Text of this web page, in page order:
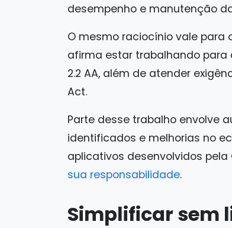
desempenho e manutenção
O mesmo raciocínio vale para
afirma estar trabalhando para
2.2 AA, além de atender
Act.
Parte desse trabalho envolve
identificados e melhorias no
aplicativos desenvolvidos
sua responsabilidade.
Simplificar sem